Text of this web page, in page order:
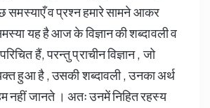
समस्याएँ व प्रश्न हमारे सामने आकर
यह है आज के विज्ञान की शब्दावली व
हैं, परन्तु प्राचीन विज्ञान , जो
हुआ है , उसकी शब्दावली , उनका अर्थ
नहीं जानते । अतः उनमें निहित रहस्य